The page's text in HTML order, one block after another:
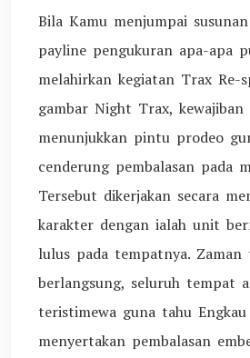
Bila Kamu menjumpai
payline pengukuran apa-apa
melahirkan kegiatan Trax Re-
gambar Night Trax,
menunjukkan pintu prodeo
cenderung pembalasan pada
Tersebut dikerjakan secara
karakter dengan ialah unit
lulus pada tempatnya. Zaman
berlangsung, seluruh tempat
teristimewa guna tahu
menyertakan pembalasan